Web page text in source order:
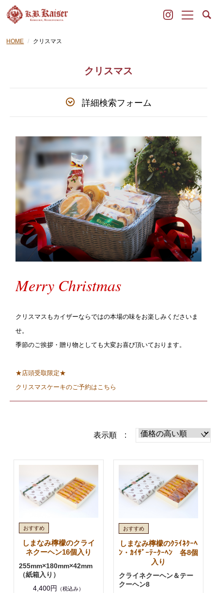
HOME クリスマス
クリスマス
詳細検索フォーム
Merry Christmas
クリスマスもカイザーならではの本場の味をお楽しみくださいま
せ。
季節のご挨拶・贈り物としても大変お喜び頂いております。
★店頭受取限定★
クリスマスケーキのご予約はこちら
表示順 :
しまなみ檸檬のクライ
ネクーヘン16個入り
255mm×180mm×42mm
（紙箱入り）
4,400円
（税込み）
しまなみ檸檬のｸﾗｲﾈｸｰﾍ
ﾝ・ｶｲｻﾞｰﾃｰｸｰﾍﾝ 各8個
入り
クライネクーヘン＆テー
クーヘン8